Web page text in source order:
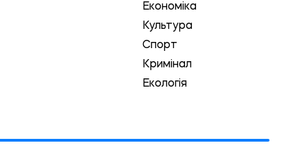
Економіка
Культура
Спорт
Кримінал
Екологія